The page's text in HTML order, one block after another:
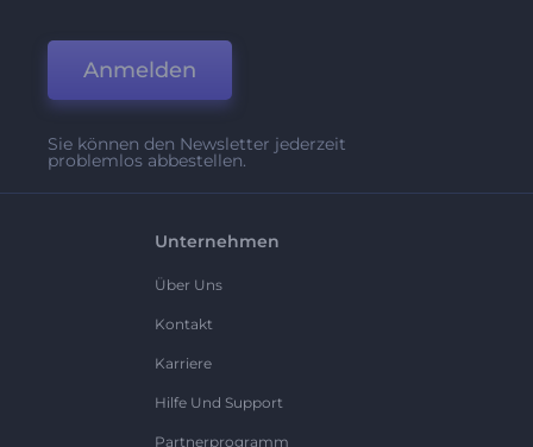
Anmelden
Sie können den Newsletter jederzeit
problemlos abbestellen.
Unternehmen
Über Uns
Kontakt
Karriere
Hilfe Und Support
Partnerprogramm